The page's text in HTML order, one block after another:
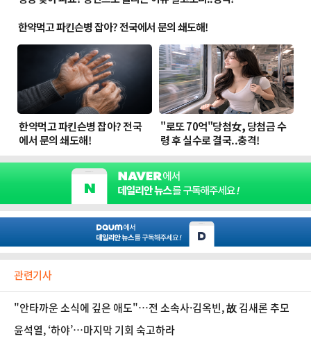
관련기사
"안타까운 소식에 깊은 애도"…전 소속사·김옥빈, 故 김새론 추모
윤석열, ‘하야’…마지막 기회 숙고하라